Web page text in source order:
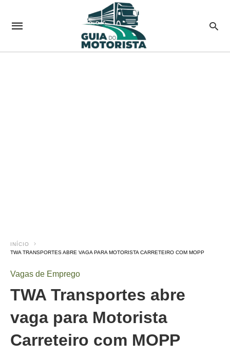
INÍCIO
TWA TRANSPORTES ABRE VAGA PARA MOTORISTA CARRETEIRO COM MOPP
Vagas de Emprego
TWA Transportes abre
vaga para Motorista
Carreteiro com MOPP